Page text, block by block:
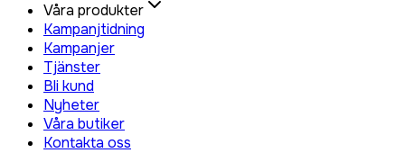
Våra produkter
Kampanjtidning
Kampanjer
Tjänster
Bli kund
Nyheter
Våra butiker
Kontakta oss